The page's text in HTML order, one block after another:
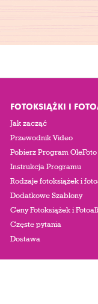
FOTOKSIĄŻKI I
Jak zacząć
Przewodnik Video
Pobierz Program OleFoto
Instrukcja Programu
Rodzaje fotoksiążek i
Dodatkowe Szablony
Ceny Fotoksiążek i
Częste pytania
Dostawa